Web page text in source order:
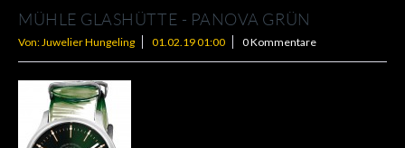
MÜHLE GLASHÜTTE - PANOVA GRÜN
Von: Juwelier Hungeling 01.02.19 01:00 0 Kommentare